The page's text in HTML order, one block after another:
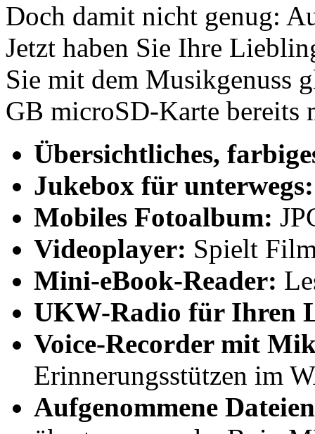
Doch damit nicht genug:
Jetzt haben Sie Ihre
Sie mit dem Musikgenuss
GB microSD-Karte bereits
Übersichtliches,
Jukebox für unterwegs:
Mobiles Fotoalbum:
Videoplayer: Spielt
Mini-eBook-Reader:
UKW-Radio für Ihren
Voice-Recorder mit
Erinnerungsstützen im
Aufgenommene